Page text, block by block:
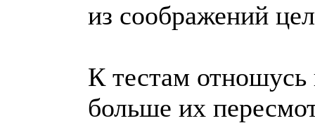
из соображений
К тестам
больше их